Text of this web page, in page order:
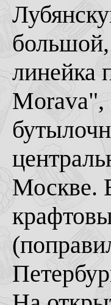
линейка
Morava",
Москве.